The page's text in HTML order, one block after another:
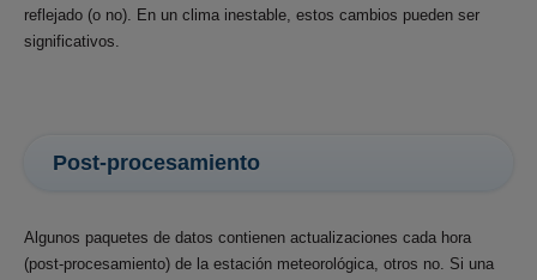
reflejado (o no). En un clima inestable, estos cambios pueden ser
significativos.
Post-procesamiento
Algunos paquetes de datos contienen actualizaciones cada hora
(post-procesamiento) de la estación meteorológica, otros no. Si una